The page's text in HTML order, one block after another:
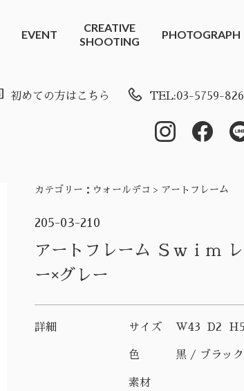
EVENT
CREATIVE
SHOOTING
PHOTOGRAPH
初めての方はこちら TEL:03-5759-
カテゴリー： ウォールデコ > アートフレーム
205-03-210
アートフレーム Ｓｗｉｍ
ー×グレー
詳細 サイズ W43 D2
色 黒 / ブラック
素材